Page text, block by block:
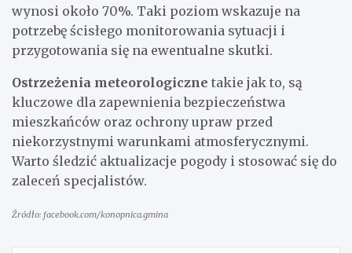
wynosi około 70%. Taki poziom wskazuje na
potrzebę ścisłego monitorowania sytuacji i
przygotowania się na ewentualne skutki.
Ostrzeżenia meteorologiczne takie jak to, są
kluczowe dla zapewnienia bezpieczeństwa
mieszkańców oraz ochrony upraw przed
niekorzystnymi warunkami atmosferycznymi.
Warto śledzić aktualizacje pogody i stosować się do
zaleceń specjalistów.
Źródło: facebook.com/konopnica.gmina